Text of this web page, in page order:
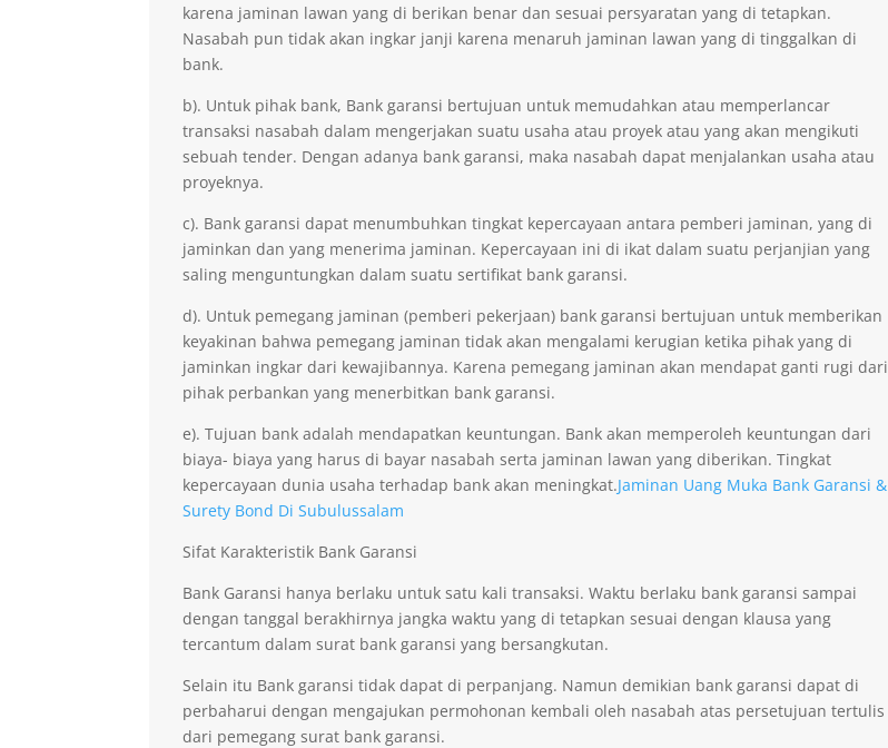
karena jaminan lawan yang di berikan benar dan sesuai persyaratan yang di tetapkan.
Nasabah pun tidak akan ingkar janji karena menaruh jaminan lawan yang di tinggalkan di
bank.
b). Untuk pihak bank, Bank garansi bertujuan untuk memudahkan atau memperlancar
transaksi nasabah dalam mengerjakan suatu usaha atau proyek atau yang akan mengikuti
sebuah tender. Dengan adanya bank garansi, maka nasabah dapat menjalankan usaha atau
proyeknya.
c). Bank garansi dapat menumbuhkan tingkat kepercayaan antara pemberi jaminan, yang di
jaminkan dan yang menerima jaminan. Kepercayaan ini di ikat dalam suatu perjanjian yang
saling menguntungkan dalam suatu sertifikat bank garansi.
d). Untuk pemegang jaminan (pemberi pekerjaan) bank garansi bertujuan untuk memberikan
keyakinan bahwa pemegang jaminan tidak akan mengalami kerugian ketika pihak yang di
jaminkan ingkar dari kewajibannya. Karena pemegang jaminan akan mendapat ganti rugi dari
pihak perbankan yang menerbitkan bank garansi.
e). Tujuan bank adalah mendapatkan keuntungan. Bank akan memperoleh keuntungan dari
biaya- biaya yang harus di bayar nasabah serta jaminan lawan yang diberikan. Tingkat
kepercayaan dunia usaha terhadap bank akan meningkat.Jaminan Uang Muka Bank Garansi &
Surety Bond Di Subulussalam
Sifat Karakteristik Bank Garansi
Bank Garansi hanya berlaku untuk satu kali transaksi. Waktu berlaku bank garansi sampai
dengan tanggal berakhirnya jangka waktu yang di tetapkan sesuai dengan klausa yang
tercantum dalam surat bank garansi yang bersangkutan.
Selain itu Bank garansi tidak dapat di perpanjang. Namun demikian bank garansi dapat di
perbaharui dengan mengajukan permohonan kembali oleh nasabah atas persetujuan tertulis
dari pemegang surat bank garansi.